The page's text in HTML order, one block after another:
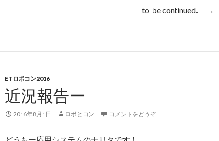
to be continued.. →
ETロボコン2016
近況報告ー
2016年8月1日 ロボとコン コメントをどうぞ